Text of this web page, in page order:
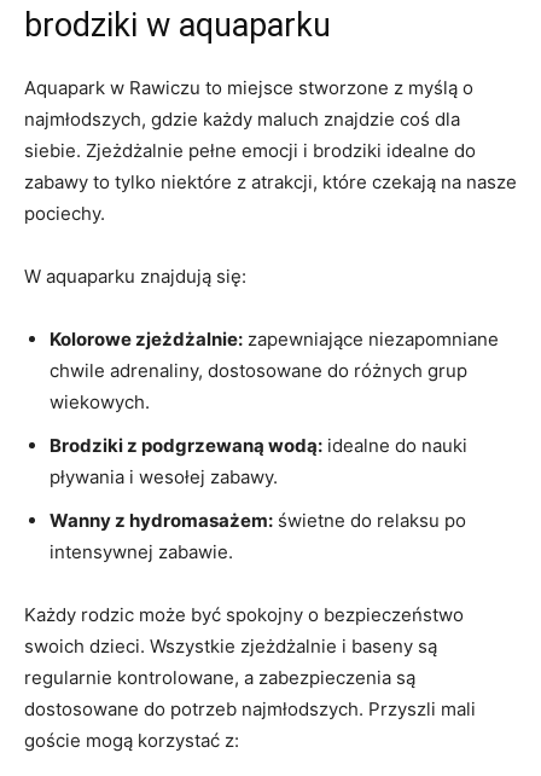
brodziki w aquaparku
Aquapark w Rawiczu to miejsce stworzone z myślą o
najmłodszych, gdzie każdy maluch znajdzie coś dla
siebie. Zjeżdżalnie pełne emocji i brodziki idealne do
zabawy to tylko niektóre z atrakcji, które czekają na nasze
pociechy.
W aquaparku znajdują się:
Kolorowe zjeżdżalnie: zapewniające niezapomniane
chwile adrenaliny, dostosowane do różnych grup
wiekowych.
Brodziki z podgrzewaną wodą: idealne do nauki
pływania i wesołej zabawy.
Wanny z hydromasażem: świetne do relaksu po
intensywnej zabawie.
Każdy rodzic może być spokojny o bezpieczeństwo
swoich dzieci. Wszystkie zjeżdżalnie i baseny są
regularnie kontrolowane, a zabezpieczenia są
dostosowane do potrzeb najmłodszych. Przyszli mali
goście mogą korzystać z: